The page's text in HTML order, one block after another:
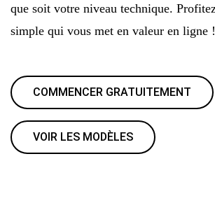
que soit votre niveau technique.
simple qui vous met en valeur en ligne !
COMMENCER GRATUITEMENT
VOIR LES MODÈLES